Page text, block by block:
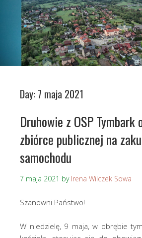
Day: 7 maja 2021
Druhowie z OSP Tymbark
zbiórce publicznej na
samochodu
7 maja 2021 by Irena Wilczek Sowa
Szanowni Państwo!
W niedzielę, 9 maja, w obrębie